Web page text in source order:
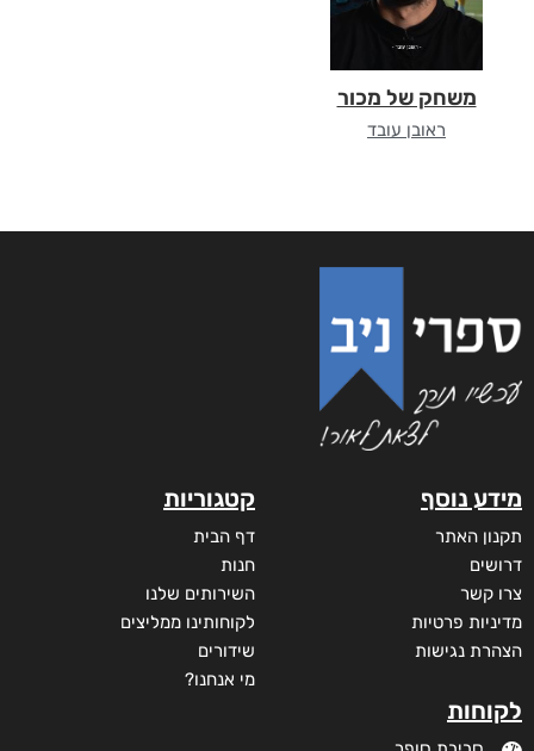
משחק של מכור
ראובן עובד
מידע נוסף
תקנון האתר
דרושים
צרו קשר
מדיניות פרטיות
הצהרת נגישות
לקוחות
קטגוריות
דף הבית
חנות
השירותים שלנו
לקוחותינו ממליצים
שידורים
מי אנחנו?